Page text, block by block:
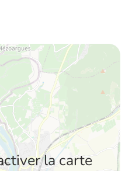
la carte